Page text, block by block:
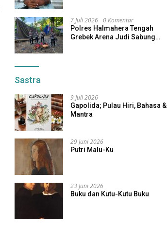
7 Juli 2026 0 Komentar
Polres Halmahera Tengah
Grebek Arena Judi Sabung
Sastra
9 Juli 2026
Gapolida; Pulau Hiri, Bahasa &
Mantra
29 Juni 2026
Putri Malu-Ku
23 Juni 2026
Buku dan Kutu-Kutu Buku